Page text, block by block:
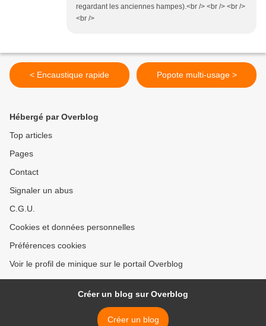
regardant les anciennes hampes).<br /> <br /> <br />
<br />
< Encaustique rapide Popote multi-usage >
Hébergé par Overblog
Top articles
Pages
Contact
Signaler un abus
C.G.U.
Cookies et données personnelles
Préférences cookies
Voir le profil de minique sur le portail Overblog
Créer un blog sur Overblog
Créer un blog